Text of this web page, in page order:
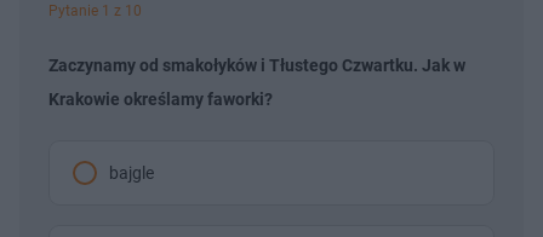
Pytanie 1 z 10
Zaczynamy od smakołyków i Tłustego Czwartku. Jak w
Krakowie określamy faworki?
bajgle